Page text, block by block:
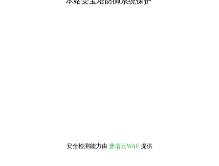
安全检测能力由 堡塔云WAF 提供